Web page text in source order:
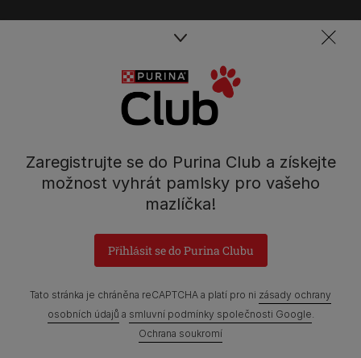
Zaregistrujte se do Purina Club a získejte
možnost vyhrát pamlsky pro vašeho
mazlíčka!
Přihlásit se do Purina Clubu
Tato stránka je chráněna reCAPTCHA a platí pro ni zásady ochrany
osobních údajů a smluvní podmínky společnosti Google.
Ochrana soukromí
Spojte se s týmem péče o domácí mazlíčky
Kontakt
Tel.: 800 135 135
Mezi Vodami 2035/31,
Praha 4 - Modřany
Prohlášení o přístupnosti Všeobecné podmínky
Marketingové podmínky Ochrana soukromí Soubory Cookies